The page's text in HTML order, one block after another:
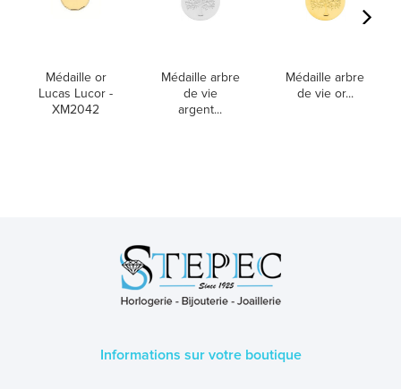
Médaille or
Lucas Lucor -
XM2042
Médaille arbre
de vie
argent...
Médaille arbre
de vie or...
Informations sur votre boutique